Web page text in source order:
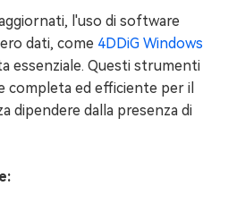
l'uso di software
dati, come 4DDiG Windows
essenziale. Questi strumenti
completa ed efficiente per il
dipendere dalla presenza di